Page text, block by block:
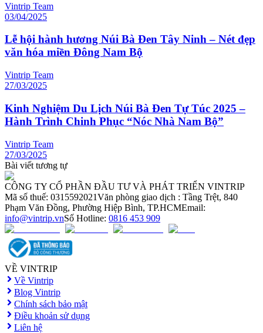
Vintrip Team
03/04/2025
Lễ hội hành hương Núi Bà Đen Tây Ninh – Nét đẹp
văn hóa miền Đông Nam Bộ
Vintrip Team
27/03/2025
Kinh Nghiệm Du Lịch Núi Bà Đen Tự Túc 2025 –
Hành Trình Chinh Phục “Nóc Nhà Nam Bộ”
Vintrip Team
27/03/2025
Bài viết tương tự
CÔNG TY CỔ PHẦN ĐẦU TƯ VÀ PHÁT TRIỂN VINTRIP
Mã số thuế: 0315592021Văn phòng giao dịch : Tầng Trệt, 840
Phạm Văn Đồng, Phường Hiệp Bình, TP.HCMEmail:
info@vintrip.vnSố Hotline: 0816 453 909
VỀ VINTRIP
Về Vintrip
Blog Vintrip
Chính sách bảo mật
Điều khoản sử dụng
Liên hệ